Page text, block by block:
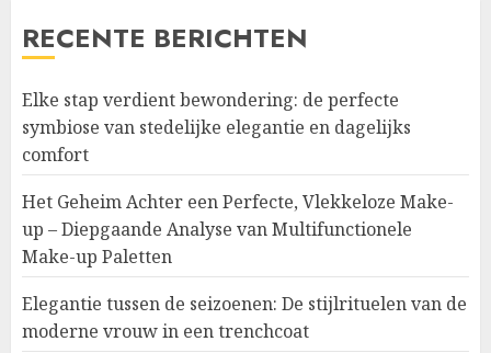
RECENTE BERICHTEN
Elke stap verdient bewondering: de perfecte
symbiose van stedelijke elegantie en dagelijks
comfort
Het Geheim Achter een Perfecte, Vlekkeloze Make-
up – Diepgaande Analyse van Multifunctionele
Make-up Paletten
Elegantie tussen de seizoenen: De stijlrituelen van de
moderne vrouw in een trenchcoat